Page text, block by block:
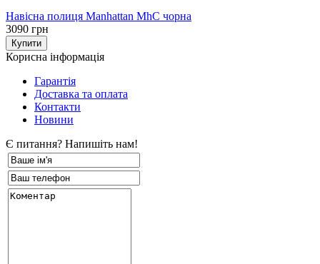
Навісна полиця Manhattan MhC чорна
3090 грн
Корисна інформація
Гарантія
Доставка та оплата
Контакти
Новини
Є питання? Напишіть нам!